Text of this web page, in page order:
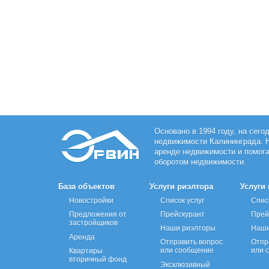
Основано в 1994 году, на
недвижимости Калининграда.
аренде недвижимости и
оборотом недвижимости.
База объектов
Новостройки
Предложения от
застройщиков
Аренда
Квартиры
вторичный фонд
Услуги риэлтора
Список услуг
Прейскурант
Наши риэлторы
Отправить вопрос
или сообщение
Эксклюзивный
Услуги
или